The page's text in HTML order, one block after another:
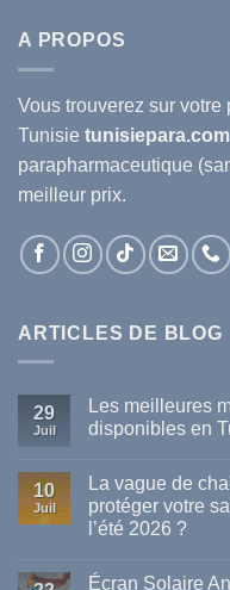
A PROPOS
Vous trouverez sur votre
Tunisie tunisiepara.com
parapharmaceutique
meilleur prix.
ARTICLES DE BLOG
29
Juil
Les meilleures
disponibles en
sur
meilleures
marques
disponibles
10
Juil
La vague de
protéger votre
l’été 2026 ?
sur
Écran Solaire